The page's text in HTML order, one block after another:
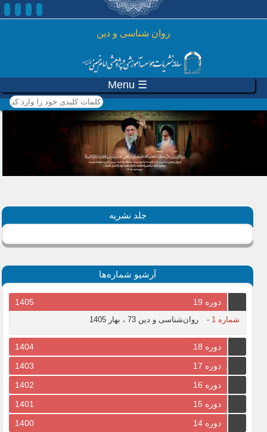
رفتن به محتوای اصلی
روان شناسی و دين
☰ Menu
کلمات کلیدی خود را وارد
کنید
جلد نشریه
آرشیو شماره‌ها
دوره 19 1405
شماره 1 - روان‌شناسی و دین 73 ، بهار 1405
دوره 18
1404
دوره 17
1403
دوره 16
1402
دوره 15
1401
دوره 14
1400